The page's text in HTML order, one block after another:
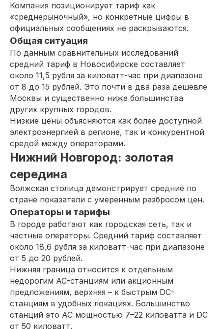
Компания позиционирует тариф как
«среднерыночный», но конкретные цифры в
официальных сообщениях не раскрываются.
Общая ситуация
По данным сравнительных исследований
средний тариф в Новосибирске составляет
около 11,5 рубля за киловатт-час при диапазоне
от 8 до 15 рублей. Это почти в два раза дешевле
Москвы и существенно ниже большинства
других крупных городов.
Низкие цены объясняются как более доступной
электроэнергией в регионе, так и конкурентной
средой между операторами.
Нижний Новгород: золотая
середина
Волжская столица демонстрирует средние по
стране показатели с умеренным разбросом цен.
Операторы и тарифы
В городе работают как городская сеть, так и
частные операторы. Средний тариф составляет
около 18,6 рубля за киловатт-час при диапазоне
от 5 до 20 рублей.
Нижняя граница относится к отдельным
недорогим AC-станциям или акционным
предложениям, верхняя – к быстрым DC-
станциям в удобных локациях. Большинство
станций это AC мощностью 7–22 киловатта и DC
от 50 киловатт.